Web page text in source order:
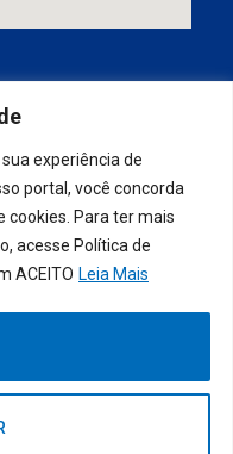
experiência de
portal, você concorda
Para ter mais
acesse Política de
ACEITO Leia Mais
prefeituras! Realizamos
em contrato que
pública serão
Pública
Municipal da Socorro do